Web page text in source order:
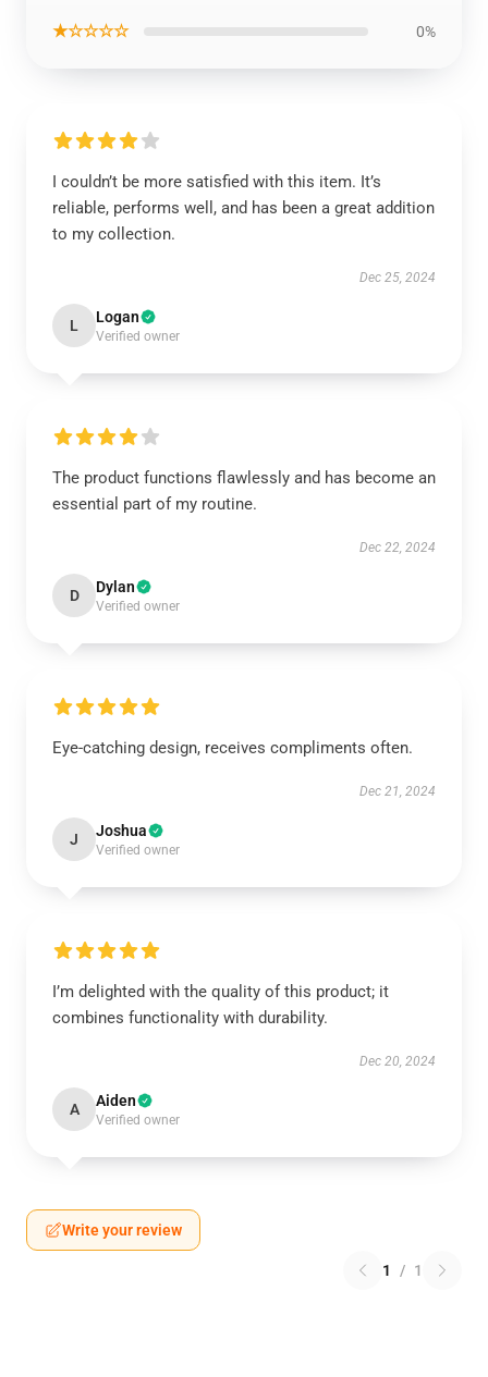
★☆☆☆☆ 0%
I couldn’t be more satisfied with this item. It’s
reliable, performs well, and has been a great addition
to my collection.
Dec 25, 2024
L Logan
Verified owner
The product functions flawlessly and has become an
essential part of my routine.
Dec 22, 2024
D Dylan
Verified owner
Eye-catching design, receives compliments often.
Dec 21, 2024
J Joshua
Verified owner
I’m delighted with the quality of this product; it
combines functionality with durability.
Dec 20, 2024
A Aiden
Verified owner
Write your review
1 / 1